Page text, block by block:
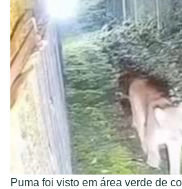
Puma foi visto em área verde de